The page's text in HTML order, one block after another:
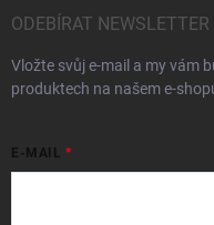
ODEBÍRAT NEWSLETTER
Vložte svůj e-mail a my vám
produktech na našem e-
E-MAIL